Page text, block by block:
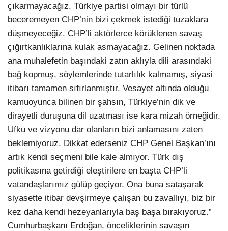
çıkarmayacağız. Türkiye partisi olmayı bir türlü
beceremeyen CHP’nin bizi çekmek istediği tuzaklara
düşmeyeceğiz. CHP’li aktörlerce körüklenen savaş
çığırtkanlıklarına kulak asmayacağız. Gelinen noktada
ana muhalefetin başındaki zatın aklıyla dili arasındaki
bağ kopmuş, söylemlerinde tutarlılık kalmamış, siyasi
itibarı tamamen sıfırlanmıştır. Vesayet altında olduğu
kamuoyunca bilinen bir şahsın, Türkiye’nin dik ve
dirayetli duruşuna dil uzatması ise kara mizah örneğidir.
Ufku ve vizyonu dar olanların bizi anlamasını zaten
beklemiyoruz. Dikkat ederseniz CHP Genel Başkan’ını
artık kendi seçmeni bile kale almıyor. Türk dış
politikasına getirdiği eleştirilere en başta CHP’li
vatandaşlarımız gülüp geçiyor. Ona buna sataşarak
siyasette itibar devşirmeye çalışan bu zavallıyı, biz bir
kez daha kendi hezeyanlarıyla baş başa bırakıyoruz.”
Cumhurbaşkanı Erdoğan, önceliklerinin savaşın